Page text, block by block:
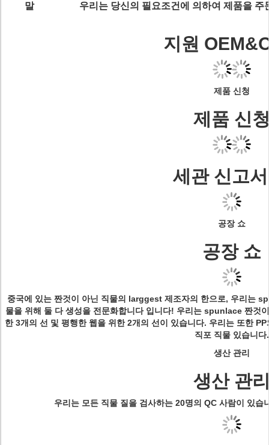
말 우리는 당신의 필요조건에 의하여 제품을
지원
제품 신청
제품 신
세관 신고
공장 쇼
공장 쇼
중국에 있는 짠것이 아닌 직물의 larggest 제조자의 한으로, 우리는
물을 위해 둘 다 생성을 전문화합니다 입니다! 우리는 spunlace 짠것
한 3개의 선 및 평행한 웹을 위한 2개의 선이 있습니다. 우리는 또한
직포 직물 있습니다.
생산 관리
생산 관
우리는 모든 직물 질을 검사하는 20명의 QC 사람이 있습